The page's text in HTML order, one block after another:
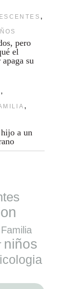
,
pero
el
su
,
,
a un
niños